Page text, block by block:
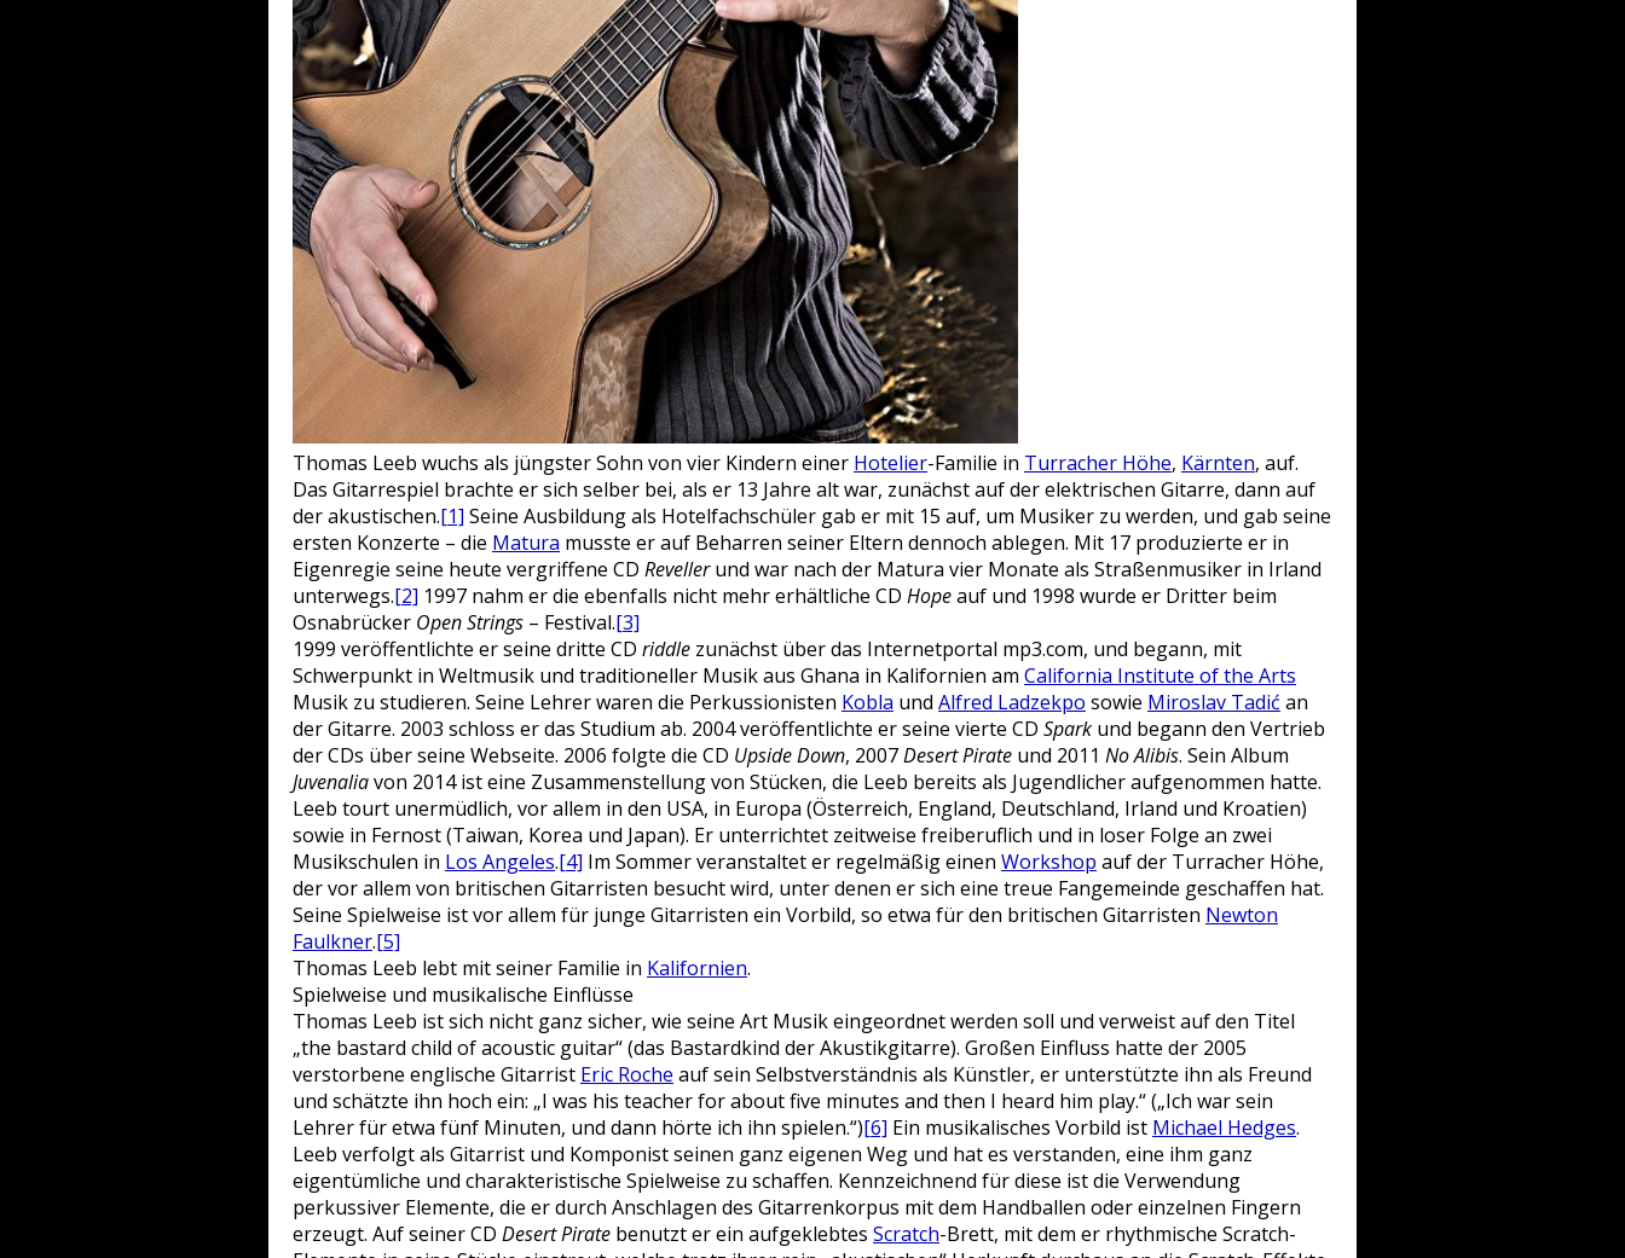
Thomas Leeb wuchs als jüngster Sohn von vier Kindern einer Hotelier-Familie in Turracher Höhe, Kärnten, auf.
Das Gitarrespiel brachte er sich selber bei, als er 13 Jahre alt war, zunächst auf der elektrischen Gitarre, dann auf
der akustischen.[1] Seine Ausbildung als Hotelfachschüler gab er mit 15 auf, um Musiker zu werden, und gab seine
ersten Konzerte – die Matura musste er auf Beharren seiner Eltern dennoch ablegen. Mit 17 produzierte er in
Eigenregie seine heute vergriffene CD Revellerund war nach der Matura vier Monate als Straßenmusiker in Irland
unterwegs.[2] 1997 nahm er die ebenfalls nicht mehr erhältliche CD Hopeauf und 1998 wurde er Dritter beim
Osnabrücker Open Strings – Festival.[3]
1999 veröffentlichte er seine dritte CD riddle zunächst über das Internetportal mp3.com, und begann, mit
Schwerpunkt in Weltmusik und traditioneller Musik aus Ghana in Kalifornien am California Institute of the Arts
Musik zu studieren. Seine Lehrer waren die Perkussionisten Kobla und Alfred Ladzekpo sowie Miroslav Tadić an
der Gitarre. 2003 schloss er das Studium ab. 2004 veröffentlichte er seine vierte CD Spark und begann den Vertrieb
der CDs über seine Webseite. 2006 folgte die CD Upside Down, 2007Desert Pirate und 2011 No Alibis. Sein Album
Juvenaliavon 2014 ist eine Zusammenstellung von Stücken, die Leeb bereits als Jugendlicher aufgenommen hatte.
Leeb tourt unermüdlich, vor allem in den USA, in Europa (Österreich, England, Deutschland, Irland und Kroatien)
sowie in Fernost (Taiwan, Korea und Japan). Er unterrichtet zeitweise freiberuflich und in loser Folge an zwei
Musikschulen in Los Angeles.[4] Im Sommer veranstaltet er regelmäßig einen Workshop auf der Turracher Höhe,
der vor allem von britischen Gitarristen besucht wird, unter denen er sich eine treue Fangemeinde geschaffen hat.
Seine Spielweise ist vor allem für junge Gitarristen ein Vorbild, so etwa für den britischen Gitarristen Newton
Faulkner.[5]
Thomas Leeb lebt mit seiner Familie in Kalifornien.
Spielweise und musikalische Einflüsse
Thomas Leeb ist sich nicht ganz sicher, wie seine Art Musik eingeordnet werden soll und verweist auf den Titel
„the bastard child of acoustic guitar“ (das Bastardkind der Akustikgitarre). Großen Einfluss hatte der 2005
verstorbene englische Gitarrist Eric Roche auf sein Selbstverständnis als Künstler, er unterstützte ihn als Freund
und schätzte ihn hoch ein: „I was his teacher for about five minutes and then I heard him play.“ („Ich war sein
Lehrer für etwa fünf Minuten, und dann hörte ich ihn spielen.“)[6] Ein musikalisches Vorbild ist Michael Hedges.
Leeb verfolgt als Gitarrist und Komponist seinen ganz eigenen Weg und hat es verstanden, eine ihm ganz
eigentümliche und charakteristische Spielweise zu schaffen. Kennzeichnend für diese ist die Verwendung
perkussiver Elemente, die er durch Anschlagen des Gitarrenkorpus mit dem Handballen oder einzelnen Fingern
erzeugt. Auf seiner CD Desert Pirate benutzt er ein aufgeklebtes Scratch-Brett, mit dem er rhythmische Scratch-